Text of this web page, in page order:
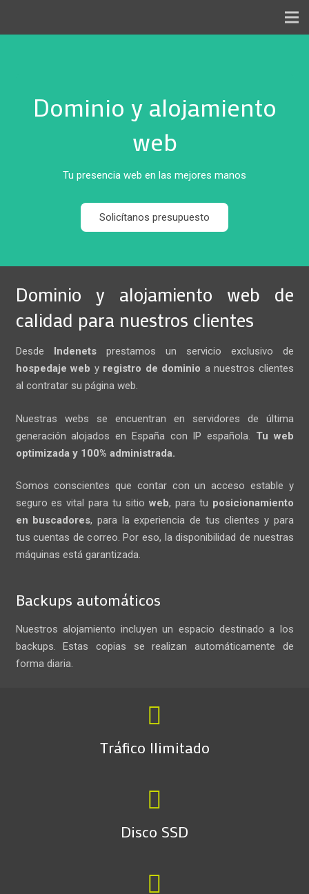
NOSOTROS
Dominio y alojamiento
web
Tu presencia web en las mejores manos
Solicítanos presupuesto
Dominio y alojamiento web de
calidad para nuestros clientes
Desde Indenetsprestamos un servicio exclusivo de
hospedaje web y registro de dominio a nuestros clientes
al contratar su página web.
Nuestras webs se encuentran en servidores de última
generación alojados en España con IP española. Tu web
optimizada y 100% administrada.
Somos conscientes que contar con un acceso estable y
seguro es vital para tu sitio web, para tu posicionamiento
en buscadores, para la experiencia de tus clientes y para
tus cuentas de correo. Por eso, la disponibilidad de nuestras
máquinas está garantizada.
Backups automáticos
Nuestros alojamiento incluyen un espacio destinado a los
backups. Estas copias se realizan automáticamente de
forma diaria.
Tráfico Ilimitado
Disco SSD